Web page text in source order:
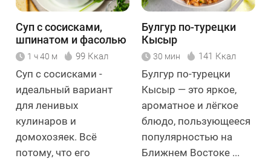
Суп с сосисками,
шпинатом и фасолью
1 ч 40 м 99 Ккал
Суп с сосисками -
идеальный вариант
для ленивых
кулинаров и
домохозяек. Всё
потому, что его
Булгур по-турецки
Кысыр
30 мин 141 Ккал
Булгур по-турецки
Кысыр — это яркое,
ароматное и лёгкое
блюдо, пользующееся
популярностью на
Ближнем Востоке ...